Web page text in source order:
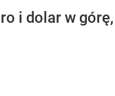
i dolar w górę,